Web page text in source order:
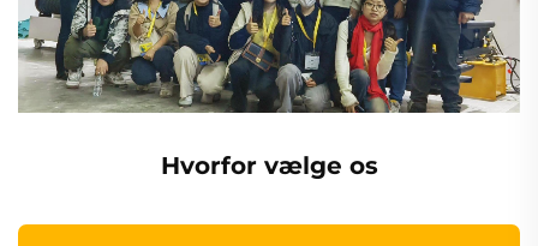
Hvorfor vælge os